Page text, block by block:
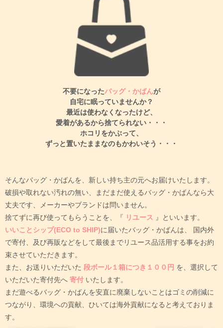
不要になったバッグ・かばんが
自宅に眠っていませんか？
最近は使わなくなったけど、
愛着があるから捨てられない・・・
ホコリをかぶって、
ずっと置いたままなのもかわいそう・・・
そんなバッグ・かばんを、新しい持ち主の元へお届けいたします。
破損や取れない汚れの無い、まだまだ使えるバッグ・かばんなら大
丈夫です、メーカーやブランドは問いません。
捨てずに再び使ってもらうことを、『 リユース 』といいます。
いいことシップ(ECO to SHIP)に届いたバッグ・かばんは、
国内外
で寄付、及び再販などをして最後までリユース品活用する事をお約
束させていただきます。
また、お送りいただいた 段ボール１箱につき１００円 を、選択して
いただいた寄付先へ 寄付 いたします。
まだ遊べるバッグ・かばんを安直に廃棄しないことはゴミの削減に
つながり、環境への貢献、ひいては海外貢献になると考えておりま
す。